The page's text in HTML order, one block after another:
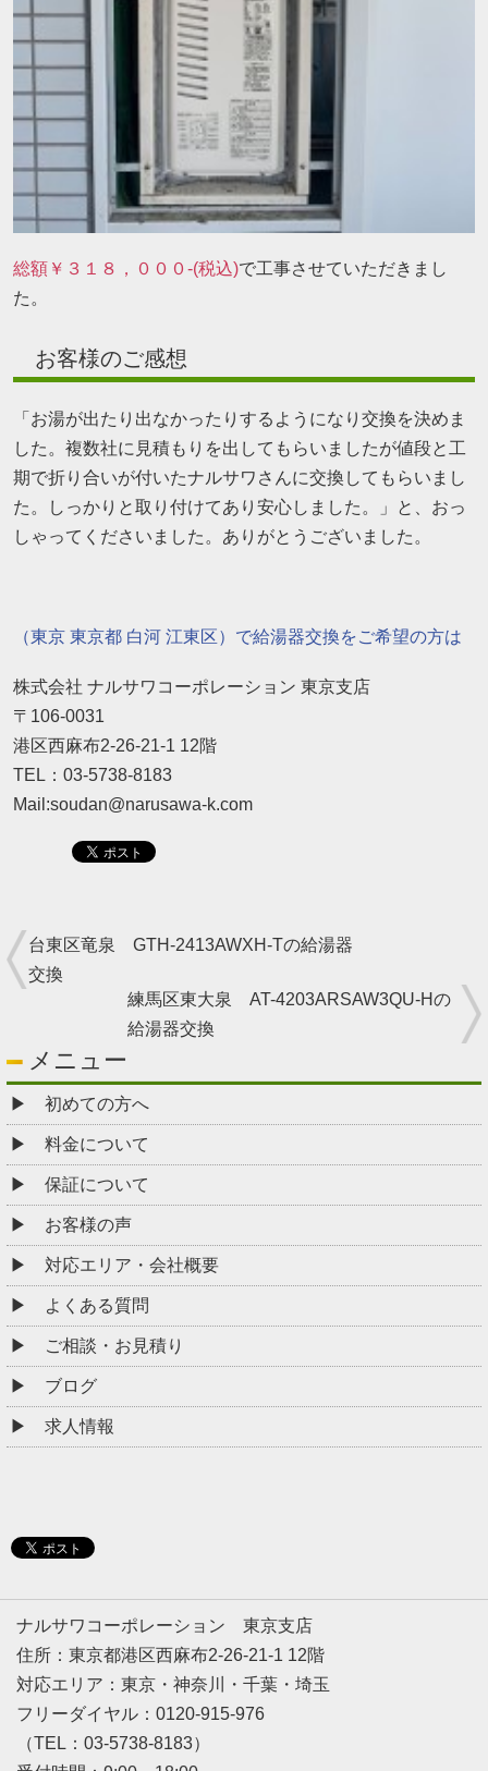
総額￥３１８，０００-(税込)で工事させていただきまし
た。
お客様のご感想
「お湯が出たり出なかったりするようになり交換を決めま
した。複数社に見積もりを出してもらいましたが値段と工
期で折り合いが付いたナルサワさんに交換してもらいまし
た。しっかりと取り付けてあり安心しました。」と、おっ
しゃってくださいました。ありがとうございました。
（東京 東京都 白河 江東区）で給湯器交換をご希望の方は
株式会社 ナルサワコーポレーション 東京支店
〒106-0031
港区西麻布2-26-21-1 12階
TEL：03-5738-8183
Mail:soudan@narusawa-k.com
台東区竜泉 GTH-2413AWXH-Tの給湯器
交換
練馬区東大泉 AT-4203ARSAW3QU-Hの
給湯器交換
メニュー
初めての方へ
料金について
保証について
お客様の声
対応エリア・会社概要
よくある質問
ご相談・お見積り
ブログ
求人情報
ナルサワコーポレーション 東京支店
住所：東京都港区西麻布2-26-21-1 12階
対応エリア：東京・神奈川・千葉・埼玉
フリーダイヤル：0120-915-976
（TEL：03-5738-8183）